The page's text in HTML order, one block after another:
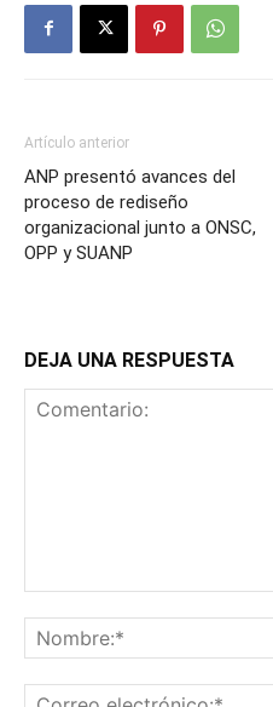
Artículo anterior
ANP presentó avances del
proceso de rediseño
organizacional junto a ONSC,
OPP y SUANP
DEJA UNA RESPUESTA